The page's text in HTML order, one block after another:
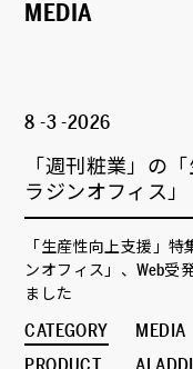
MEDIA
8 -3 -2026
「週刊粧業」の
ラジンオフィス
「生産性向上支援」
ンオフィス」、Web受
ました
CATEGORY
MEDIA